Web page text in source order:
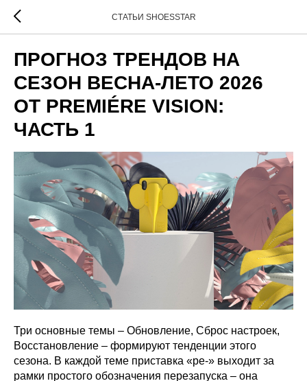
СТАТЬИ SHOESSTAR
ПРОГНОЗ ТРЕНДОВ НА
СЕЗОН ВЕСНА-ЛЕТО 2026
ОТ PREMIÉRE VISION:
ЧАСТЬ 1
Три основные темы – Обновление, Сброс настроек,
Восстановление – формируют тенденции этого
сезона. В каждой теме приставка «ре-» выходит за
рамки простого обозначения перезапуска – она